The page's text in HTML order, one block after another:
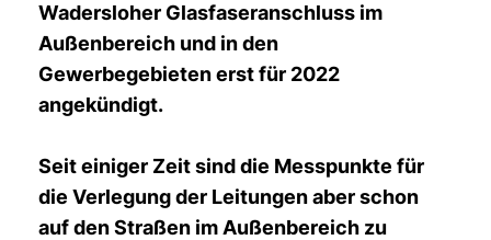
Wadersloher Glasfaseranschluss im
Außenbereich und in den
Gewerbegebieten erst für 2022
angekündigt.
Seit einiger Zeit sind die Messpunkte für
die Verlegung der Leitungen aber schon
auf den Straßen im Außenbereich zu